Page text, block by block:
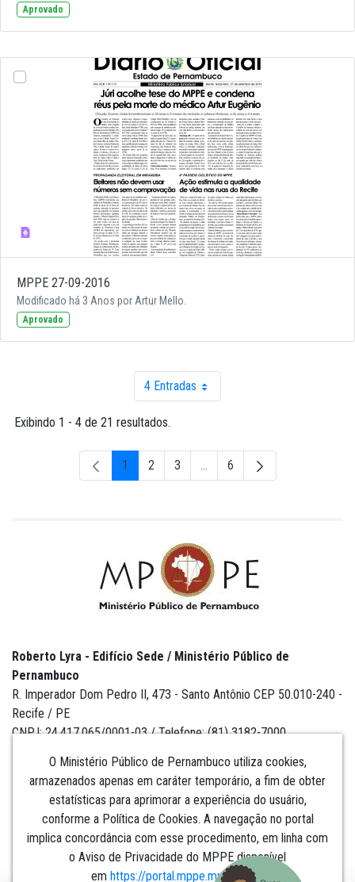
Aprovado
MPPE 27-09-2016
Modificado há 3 Anos por Artur Mello.
Aprovado
4 EntradasPor página
Exibindo 1 - 4 de 21 resultados.
Página
1 Página
2 Página
3 ...Páginas intermediárias Usar
Página
6
O Ministério Público de Pernambuco utiliza cookies,
armazenados apenas em caráter temporário, a fim de obter
estatísticas para aprimorar a experiência do usuário,
conforme a Política de Cookies. A navegação no portal
implica concordância com esse procedimento, em linha com
o Aviso de Privacidade do MPPE disponível
em https://portal.mppe.mp.br/lgpd.​​​​​​​
Roberto Lyra - Edifício Sede / Ministério Público de
Pernambuco
R. Imperador Dom Pedro II, 473 - Santo Antônio CEP 50.010-240 -
Recife / PE
CNPJ: 24.417.065/0001-03 / Telefone: (81) 3182-7000
Institucional
Comunicação